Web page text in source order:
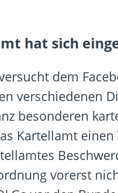
hat sich
dem
verschiedenen
besonderen
Kartellamt
vorerst